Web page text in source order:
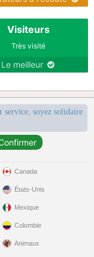
Visiteurs
Très visité
Le meilleur
soyez solidaire
Canada
États-Unis
Mexique
Colombie
Animaux